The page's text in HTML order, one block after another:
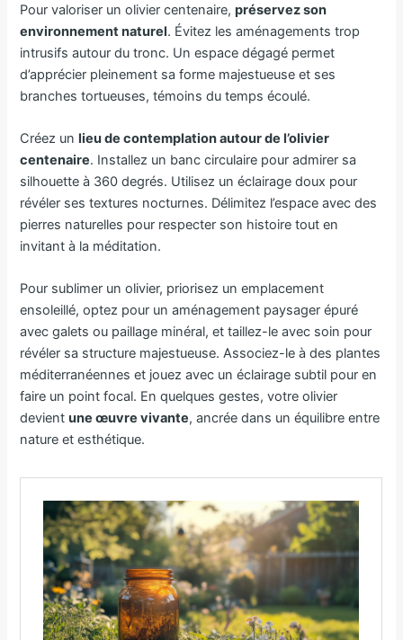
Pour valoriser un olivier centenaire,préservez son
environnement naturel. Évitez les aménagements trop
intrusifs autour du tronc. Un espace dégagé permet
d’apprécier pleinement sa forme majestueuse et ses
branches tortueuses, témoins du temps écoulé.
Créez unlieu de contemplation autour de l’olivier
centenaire. Installez un banc circulaire pour admirer sa
silhouette à 360 degrés. Utilisez un éclairage doux pour
révéler ses textures nocturnes. Délimitez l’espace avec des
pierres naturelles pour respecter son histoire tout en
invitant à la méditation.
Pour sublimer un olivier, priorisez un emplacement
ensoleillé, optez pour un aménagement paysager épuré
avec galets ou paillage minéral, et taillez-le avec soin pour
révéler sa structure majestueuse. Associez-le à des plantes
méditerranéennes et jouez avec un éclairage subtil pour en
faire un point focal. En quelques gestes, votre olivier
devientune œuvre vivante, ancrée dans un équilibre entre
nature et esthétique.